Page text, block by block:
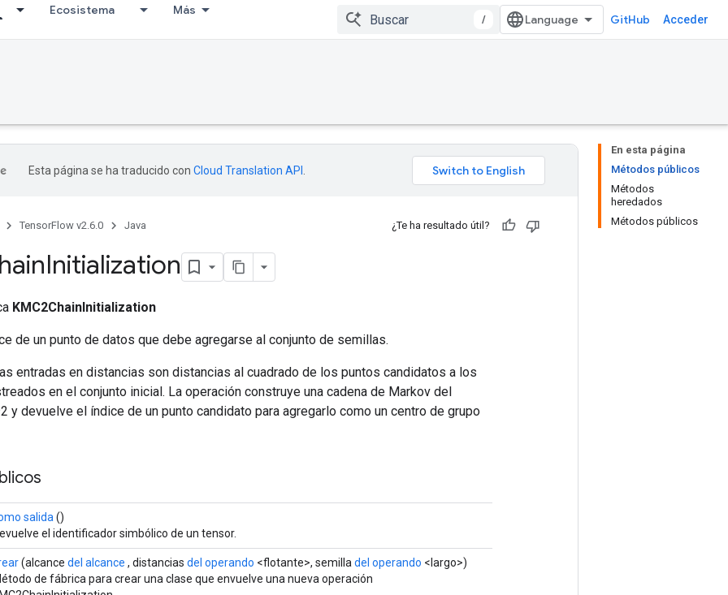
Ecosistema Más
/ GitHub Acceder
En esta página
Métodos públicos
Métodos
heredados
Métodos públicos
Esta página se ha traducido con Cloud Translation API
TensorFlow v2.6.0 Java ¿Te ha resultado útil?
Initialization
KMC2ChainInitialization
de un punto de datos que debe agregarse al conjunto de semillas.
entradas en distancias son distancias al cuadrado de los puntos candidatos a los
en el conjunto inicial. La operación construye una cadena de Markov del
y devuelve el índice de un punto candidato para agregarlo como un centro de grupo
salida ()
el identificador simbólico de un tensor.
(alcance del alcance , distancias del operando <flotante>, semilla del operando <largo>)
de fábrica para crear una clase que envuelve una nueva operación